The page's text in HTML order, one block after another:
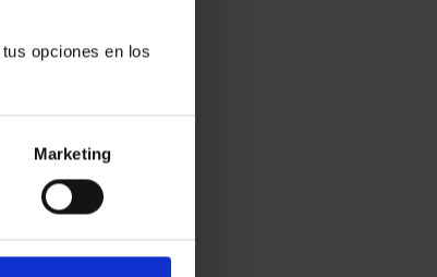
opciones en los
Marketing